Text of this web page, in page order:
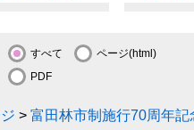
すべて
ページ(html)
PDF
> 富田林市制施行70周年記